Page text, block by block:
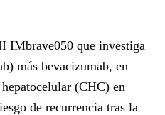
IMbrave050 que investiga
más bevacizumab, en
(CHC) en
de recurrencia tras la